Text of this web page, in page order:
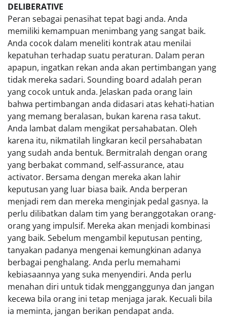
DELIBERATIVE
Peran sebagai penasihat tepat bagi anda. Anda
memiliki kemampuan menimbang yang sangat baik.
Anda cocok dalam meneliti kontrak atau menilai
kepatuhan terhadap suatu peraturan. Dalam peran
apapun, ingatkan rekan anda akan pertimbangan yang
tidak mereka sadari. Sounding board adalah peran
yang cocok untuk anda. Jelaskan pada orang lain
bahwa pertimbangan anda didasari atas kehati-hatian
yang memang beralasan, bukan karena rasa takut.
Anda lambat dalam mengikat persahabatan. Oleh
karena itu, nikmatilah lingkaran kecil persahabatan
yang sudah anda bentuk. Bermitralah dengan orang
yang berbakat command, self-assurance, atau
activator. Bersama dengan mereka akan lahir
keputusan yang luar biasa baik. Anda berperan
menjadi rem dan mereka menginjak pedal gasnya. Ia
perlu dilibatkan dalam tim yang beranggotakan orang-
orang yang impulsif. Mereka akan menjadi kombinasi
yang baik. Sebelum mengambil keputusan penting,
tanyakan padanya mengenai kemungkinan adanya
berbagai penghalang. Anda perlu memahami
kebiasaannya yang suka menyendiri. Anda perlu
menahan diri untuk tidak mengganggunya dan jangan
kecewa bila orang ini tetap menjaga jarak. Kecuali bila
ia meminta, jangan berikan pendapat anda.